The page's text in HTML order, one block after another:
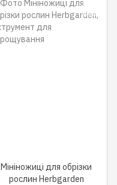
Мініножиці для обрізки
рослин Herbgarden